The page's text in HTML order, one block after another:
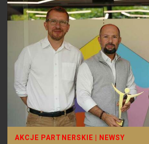
AKCJE PARTNERSKIE
NEWSY